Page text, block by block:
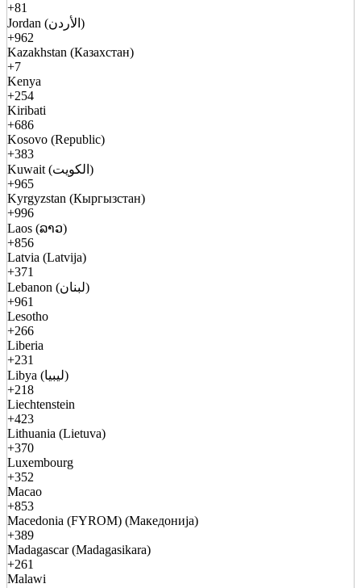
+81
Jordan (الأردن)
+962
Kazakhstan (Казахстан)
+7
Kenya
+254
Kiribati
+686
Kosovo (Republic)
+383
Kuwait (الكويت)
+965
Kyrgyzstan (Кыргызстан)
+996
Laos (ລາວ)
+856
Latvia (Latvija)
+371
Lebanon (لبنان)
+961
Lesotho
+266
Liberia
+231
Libya (ليبيا)
+218
Liechtenstein
+423
Lithuania (Lietuva)
+370
Luxembourg
+352
Macao
+853
Macedonia (FYROM) (Македонија)
+389
Madagascar (Madagasikara)
+261
Malawi